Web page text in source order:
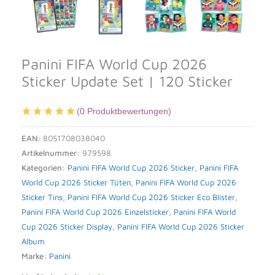
Panini FIFA World Cup 2026
Sticker Update Set | 120 Sticker
(0 Produktbewertungen)
EAN: 8051708038040
Artikelnummer: 979598
Kategorien: Panini FIFA World Cup 2026 Sticker Panini FIFA
World Cup 2026 Sticker Tüten Panini FIFA World Cup 2026
Sticker Tins Panini FIFA World Cup 2026 Sticker Eco Blister
Panini FIFA World Cup 2026 Einzelsticker Panini FIFA World
Cup 2026 Sticker Display Panini FIFA World Cup 2026 Sticker
Album
Marke: Panini